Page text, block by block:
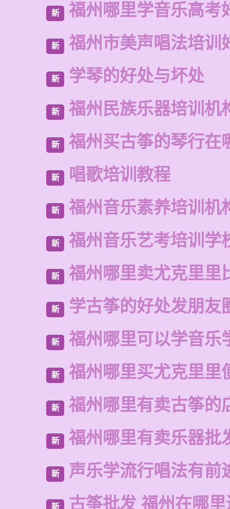
新 福州哪里学音乐高考
新 福州市美声唱法培训
新 学琴的好处与坏处
新 福州民族乐器培训机
新 福州买古筝的琴行在
新 唱歌培训教程
新 福州音乐素养培训机
新 福州音乐艺考培训学
新 福州哪里卖尤克里里
新 学古筝的好处发朋友
新 福州哪里可以学音乐
新 福州哪里买尤克里里
新 福州哪里有卖古筝的
新 福州哪里有卖乐器批
新 声乐学流行唱法有前
新 古筝批发 福州在哪